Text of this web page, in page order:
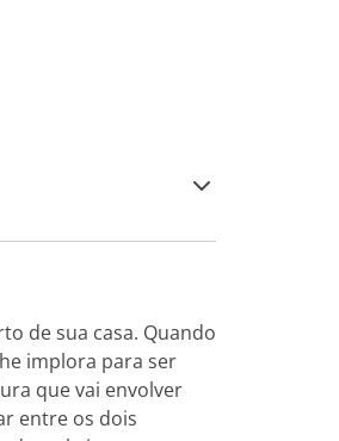
de sua casa. Quando
implora para ser
que vai envolver
entre os dois